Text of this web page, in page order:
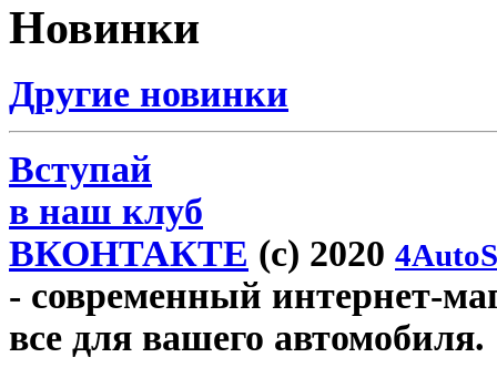
Новинки
Другие новинки
Вступай
в наш клуб
ВКОНТАКТЕ (c) 2020
- современный интернет-
все для вашего автомобиля.